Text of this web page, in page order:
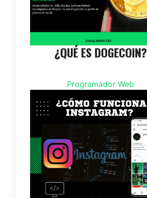
¿QUÉ ES DOGECOIN?
Programador Web